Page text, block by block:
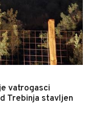
vatrogasci
Trebinja stavljen